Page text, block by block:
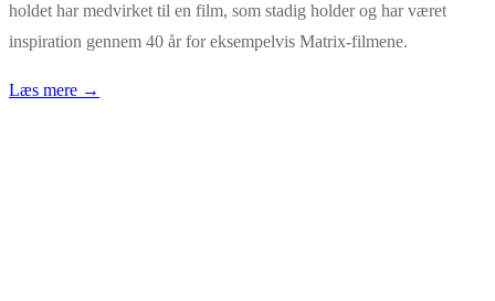
holdet har medvirket til en film, som stadig holder og har været
inspiration gennem 40 år for eksempelvis Matrix-filmene.
Læs mere →